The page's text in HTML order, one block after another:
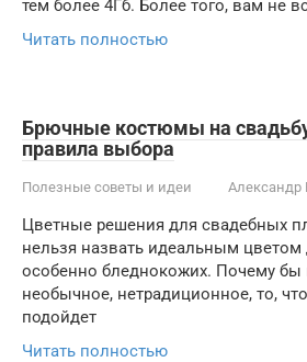
тем более 4Гб. Более того, вам не
Читать полностью
Брючные костюмы на
правила выбора
Полезные советы и идеи Александр
Цветные решения для свадебных
нельзя назвать идеальным
особенно бледнокожих. Почему бы
необычное, нетрадиционное, то,
подойдет
Читать полностью